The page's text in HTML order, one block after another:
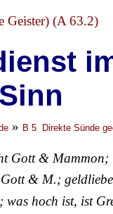
Geister) (A 63.2)
» B 5 Direkte Sünde
Gott &
& M.;
was hoch ist, ist